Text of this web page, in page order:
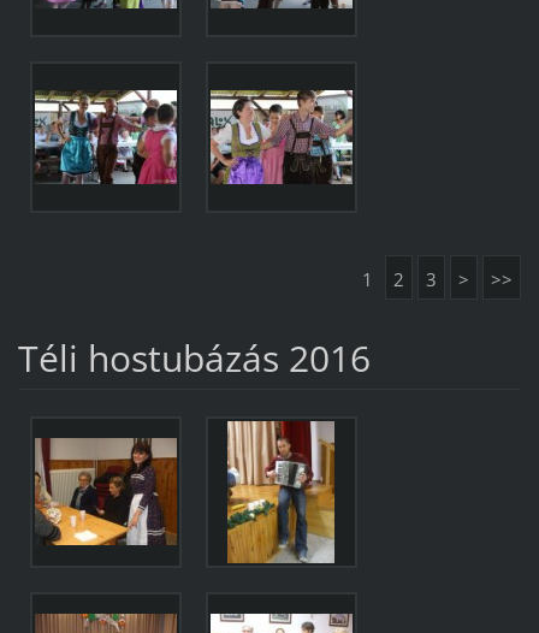
1 2 3 > >>
Téli hostubázás 2016